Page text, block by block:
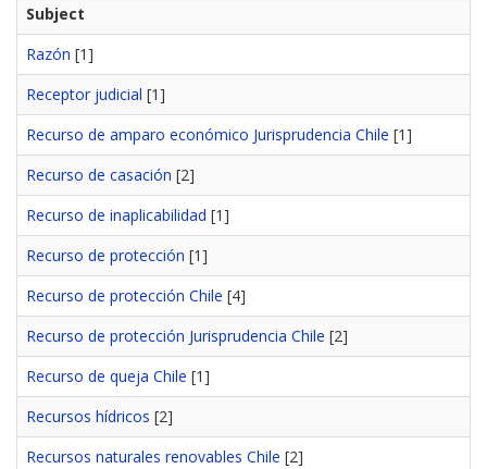
Subject
Razón [1]
Receptor judicial [1]
Recurso de amparo económico Jurisprudencia Chile [1]
Recurso de casación [2]
Recurso de inaplicabilidad [1]
Recurso de protección [1]
Recurso de protección Chile [4]
Recurso de protección Jurisprudencia Chile [2]
Recurso de queja Chile [1]
Recursos hídricos [2]
Recursos naturales renovables Chile [2]